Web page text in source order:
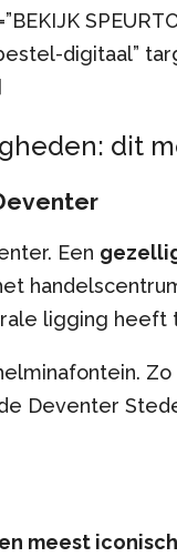
digitaal”
dit
Een
ligging heeft
Deventer
meest